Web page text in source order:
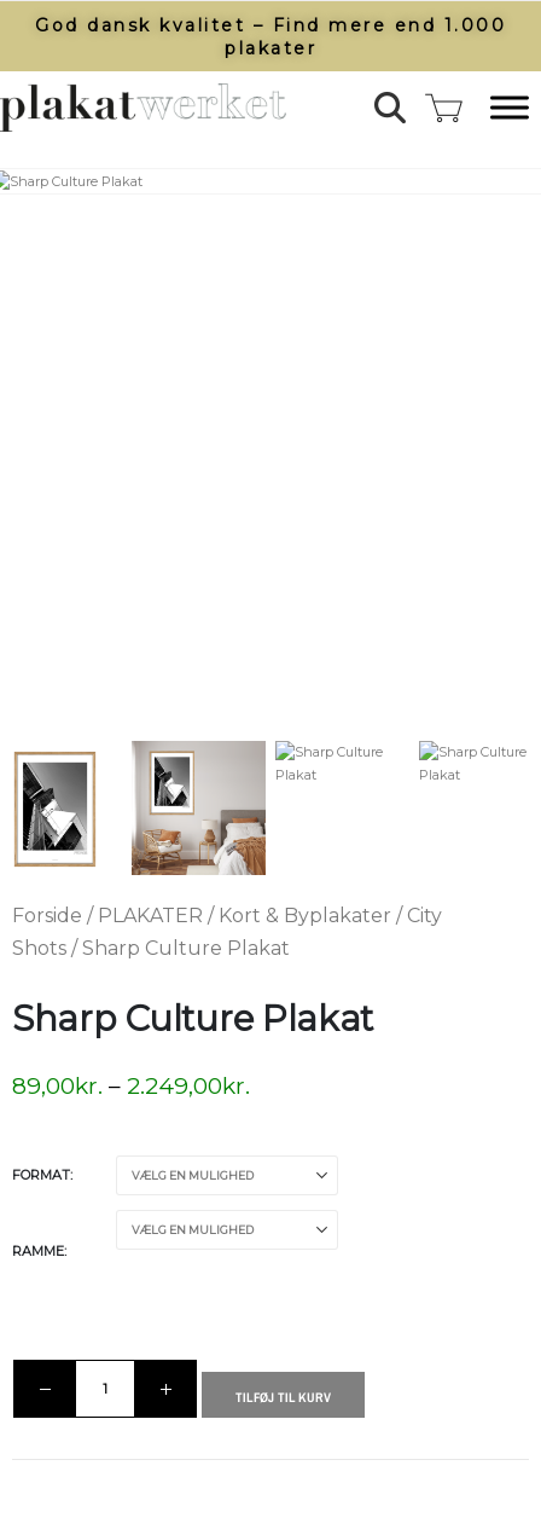
God dansk kvalitet – Find mere end 1.000
plakater​
Forside / PLAKATER / Kort & Byplakater / City
Shots / Sharp Culture Plakat
Sharp Culture Plakat
89,00kr. – 2.249,00kr.
FORMAT
RAMME
TILFØJ TIL KURV